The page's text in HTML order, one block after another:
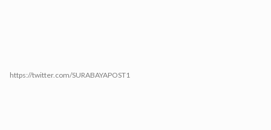
https://twitter.com/SURABAYAPOST1